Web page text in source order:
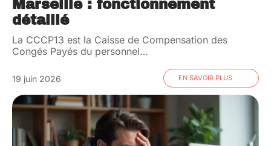
Marseille : fonctionnement
détaillé
La CCCP13 est la Caisse de Compensation des
Congés Payés du personnel…
19 juin 2026 EN SAVOIR PLUS